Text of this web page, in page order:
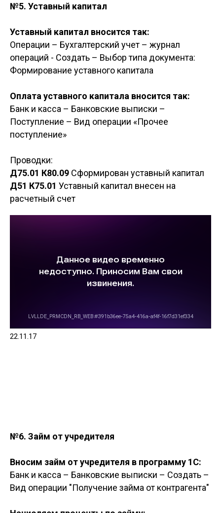
№5. Уставный капитал
Уставный капитал вносится так:
Операции – Бухгалтерский учет – журнал
операций - Создать – Выбор типа документа:
Формирование уставного капитала
Оплата уставного капитала вносится так:
Банк и касса – Банковские выписки –
Поступление – Вид операции «Прочее
поступление»
Проводки:
Д75.01 К80.09 Сформирован уставный капитал
Д51 К75.01 Уставный капитал внесен на
расчетный счет
22.11.17
№6. Займ от учредителя
Вносим займ от учредителя в программу 1С:
Банк и касса – Банковские выписки – Создать –
Вид операции "Получение займа от контрагента"